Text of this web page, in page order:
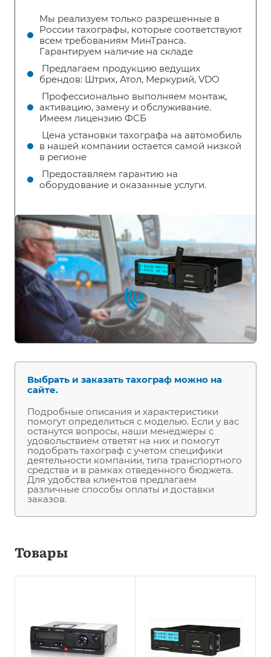
Мы реализуем только разрешенные в
России тахографы, которые соответствуют
всем требованиям МинТранса.
Гарантируем наличие на складе
Предлагаем продукцию ведущих
брендов: Штрих, Атол, Меркурий, VDO
Профессионально выполняем монтаж,
активацию, замену и обслуживание.
Имеем лицензию ФСБ
Цена установки тахографа на автомобиль
в нашей компании остается самой низкой
в регионе
Предоставляем гарантию на
оборудование и оказанные услуги.
Выбрать и заказать тахограф можно на
сайте.
Подробные описания и характеристики
помогут определиться с моделью. Если у вас
останутся вопросы, наши менеджеры с
удовольствием ответят на них и помогут
подобрать тахограф с учетом специфики
деятельности компании, типа транспортного
средства и в рамках отведенного бюджета.
Для удобства клиентов предлагаем
различные способы оплаты и доставки
заказов.
Товары